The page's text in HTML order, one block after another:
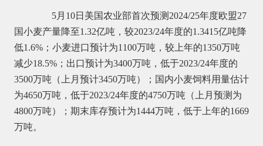
5月10日美国农业部首次预测2024/25年度欧盟27
国小麦产量降至1.32亿吨，较2023/24年度的1.3415亿吨降
低1.6%；小麦进口预计为1100万吨，较上年的1350万吨
减少18.5%；出口预计为3400万吨，低于2023/24年度的
3500万吨（上月预计3450万吨）；国内小麦饲料用量估计
为4650万吨，低于2023/24年度的4750万吨（上月预测为
4800万吨）；期末库存预计为1444万吨，低于上年的1669
万吨。